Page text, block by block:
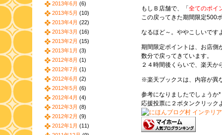
もしＢ店舗で、「 全てのポイ
この戻ってきた期間限定500
なるほど～。ややこしいです
期間限定ポイントは、お店側
数分で戻ってきています。
２４時間後くらいで、楽天
※楽天ブックスは、内容が異
参考になりましたでしょうか
応援投票に２ボタンクリック
2013年6月 (6)
2013年5月 (10)
2013年4月 (22)
2013年3月 (16)
2013年2月 (15)
2013年1月 (3)
2012年8月 (1)
2012年7月 (1)
2012年6月 (2)
2012年5月 (6)
2012年4月 (4)
2012年3月 (8)
2012年2月 (9)
2012年1月 (11)